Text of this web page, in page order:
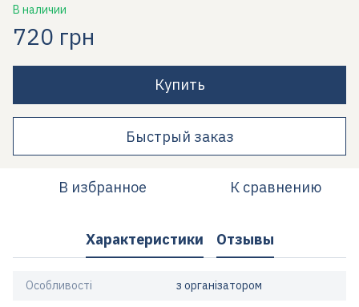
В наличии
720 грн
Купить
Быстрый заказ
В избранное К сравнению
Характеристики Отзывы
Особливості з організатором